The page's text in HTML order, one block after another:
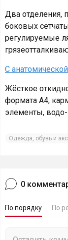
Два отделения,
боковых
регулируемые
С
Жёсткое
формата А4,
элементы, водо-
Одежда, обувь и
0
По порядку По